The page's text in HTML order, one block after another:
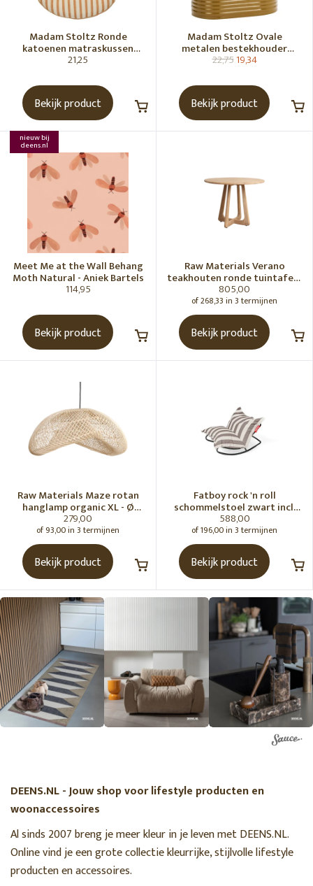
Madam Stoltz Ronde
katoenen matraskussen
Gebroken wit, donkere
21,25
Bekijk product
Madam Stoltz Ovale
metalen bestekhouder
Tapenade
22,7519,34
Bekijk product
nieuw bij
deens.nl
Meet Me at the Wall Behang
Moth Natural - Aniek Bartels
114,95
Bekijk product
Raw Materials Verano
teakhouten ronde tuintafel -
Ø100 cm
805,00
of 268,33 in 3 termijnen
Bekijk product
Raw Materials Maze rotan
hanglamp organic XL - Ø
75x31 cm
279,00
of 93,00 in 3 termijnen
Bekijk product
Fatboy rock 'n roll
schommelstoel zwart incl.
original Outdoor zitzak
Stripe Cacao
588,00
of 196,00 in 3 termijnen
Bekijk product
DEENS.NL - Jouw shop voor lifestyle producten en
woonaccessoires
Al sinds 2007 breng je meer kleur in je leven met DEENS.NL.
Online vind je een grote collectie kleurrijke, stijlvolle lifestyle
producten en accessoires.